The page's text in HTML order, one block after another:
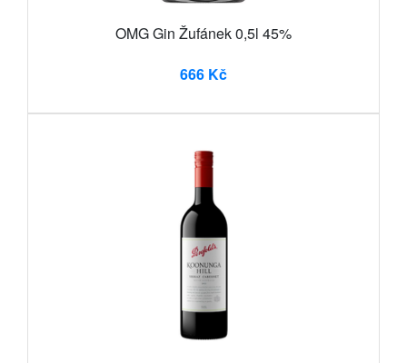
OMG Gin Žufánek 0,5l 45%
666 Kč